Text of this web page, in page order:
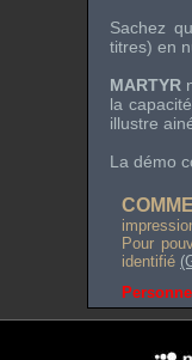
Sachez
titres) en
MARTYR
la
illustre
La démo
Pour
identifié